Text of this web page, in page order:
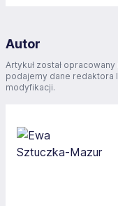
Autor
Artykuł został
podajemy dane redaktora
modyfikacji.